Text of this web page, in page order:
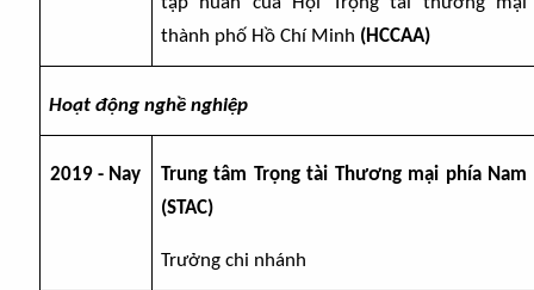
tập huấn của Hội Trọng tài thương mại
thành phố Hồ Chí Minh (HCCAA)
Hoạt động nghề nghiệp
2019 - Nay
Trung tâm Trọng tài Thương mại phía Nam
(STAC)
Trưởng chi nhánh